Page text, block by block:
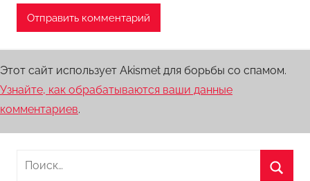
Этот сайт использует Akismet для борьбы со спамом.
Узнайте, как обрабатываются ваши данные
комментариев.
Найти: